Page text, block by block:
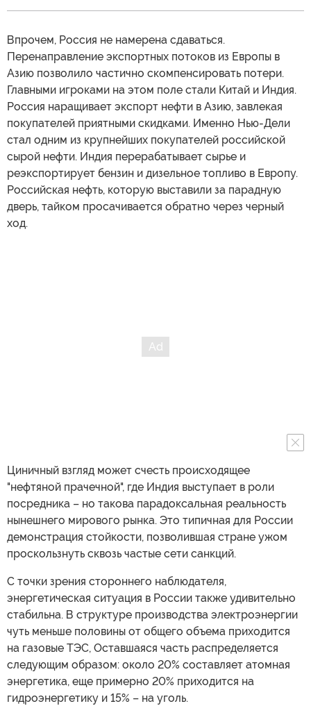
Впрочем, Россия не намерена сдаваться.
Перенаправление экспортных потоков из Европы в
Азию позволило частично скомпенсировать потери.
Главными игроками на этом поле стали Китай и Индия.
Россия наращивает экспорт нефти в Азию, завлекая
покупателей приятными скидками. Именно Нью-Дели
стал одним из крупнейших покупателей российской
сырой нефти. Индия перерабатывает сырье и
реэкспортирует бензин и дизельное топливо в Европу.
Российская нефть, которую выставили за парадную
дверь, тайком просачивается обратно через черный
ход.
Циничный взгляд может счесть происходящее
"нефтяной прачечной", где Индия выступает в роли
посредника – но такова парадоксальная реальность
нынешнего мирового рынка. Это типичная для России
демонстрация стойкости, позволившая стране ужом
проскользнуть сквозь частые сети санкций.
С точки зрения стороннего наблюдателя,
энергетическая ситуация в России также удивительно
стабильна. В структуре производства электроэнергии
чуть меньше половины от общего объема приходится
на газовые ТЭС, Оставшаяся часть распределяется
следующим образом: около 20% составляет атомная
энергетика, еще примерно 20% приходится на
гидроэнергетику и 15% – на уголь.